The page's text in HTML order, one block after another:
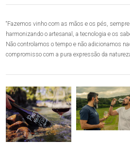
“Fazemos vinho com as mãos e os pés,
harmonizando o artesanal, a tecnologia e os
Não controlamos o tempo e não adicionamos
compromisso com a pura expressão da